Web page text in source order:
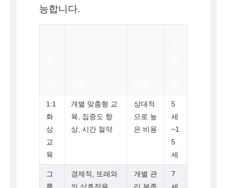
능합니다.
1:1
화
상
교
육
개별 맞춤형 교
육, 집중도 향
상, 시간 절약
상대적
으로 높
은 비용
5
세
~1
5
세
그
경제적, 또래와
개별 관
7